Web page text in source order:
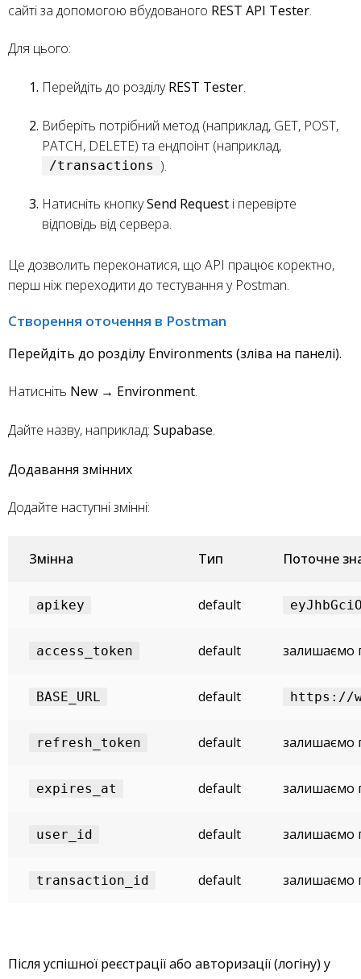
сайті за допомогою вбудованого REST API Tester.
Для цього:
Перейдіть до розділуREST Tester.
Виберіть потрібний метод (наприклад, GET, POST,
PATCH, DELETE) та ендпоінт (наприклад,
/transactions ).
Натисніть кнопкуSend Requestі перевірте
відповідь від сервера.
Це дозволить переконатися, що API працює коректно,
перш ніж переходити до тестування у Postman.
Створення оточення в Postman
Перейдіть до розділу Environments (зліва на панелі).
Натисніть New → Environment.
Дайте назву, наприклад: Supabase.
Додавання змінних
Додайте наступні змінні:
Змінна Тип Поточне
apikey default
access_token default залишаємо
BASE_URL default https://
refresh_token default залишаємо
expires_at default залишаємо
user_id default залишаємо
transaction_id default залишаємо
Після успішної реєстрації або авторизації (логіну) у